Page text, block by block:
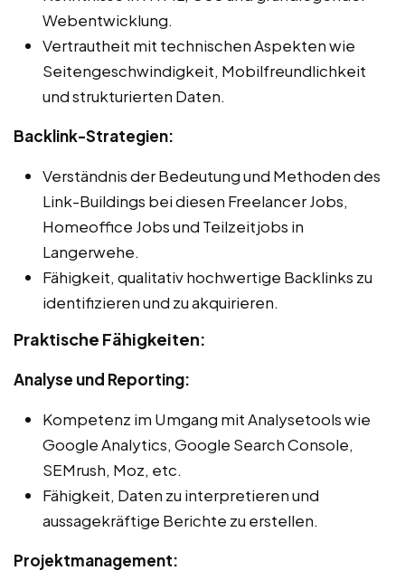
Webentwicklung.
Vertrautheit mit technischen Aspekten wie
Seitengeschwindigkeit, Mobilfreundlichkeit
und strukturierten Daten.
Backlink-Strategien:
Verständnis der Bedeutung und Methoden des
Link-Buildings bei diesen Freelancer Jobs,
Homeoffice Jobs und Teilzeitjobs in
Langerwehe.
Fähigkeit, qualitativ hochwertige Backlinks zu
identifizieren und zu akquirieren.
Praktische Fähigkeiten:
Analyse und Reporting:
Kompetenz im Umgang mit Analysetools wie
Google Analytics, Google Search Console,
SEMrush, Moz, etc.
Fähigkeit, Daten zu interpretieren und
aussagekräftige Berichte zu erstellen.
Projektmanagement: